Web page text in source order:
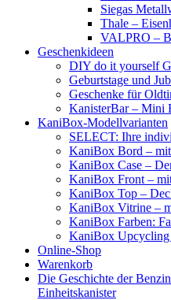
Siegas
Thale –
VALPRO –
Geschenkideen
DIY do it yourself
Geburtstage und
Geschenke für
KanisterBar – Mini
KaniBox-Modellvarianten
SELECT: Ihre
KaniBox Bord –
KaniBox Case –
KaniBox Front –
KaniBox Top –
KaniBox Vitrine –
KaniBox Farben:
KaniBox Upcycling
Online-Shop
Warenkorb
Die Geschichte der
Einheitskanister